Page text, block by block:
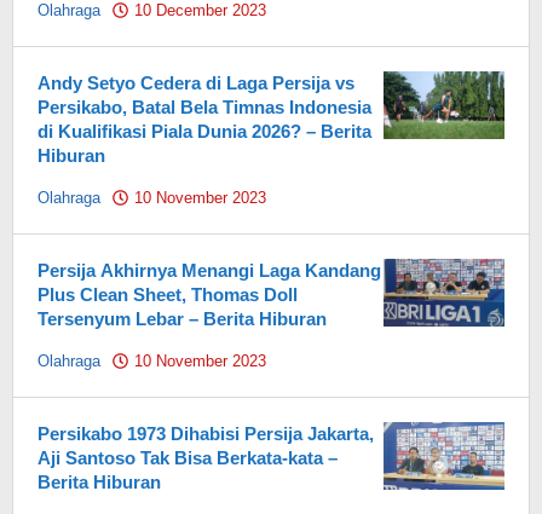
Olahraga 10 December 2023
Andy Setyo Cedera di Laga Persija vs
Persikabo, Batal Bela Timnas Indonesia
di Kualifikasi Piala Dunia 2026? – Berita
Hiburan
Olahraga 10 November 2023
Persija Akhirnya Menangi Laga Kandang
Plus Clean Sheet, Thomas Doll
Tersenyum Lebar – Berita Hiburan
Olahraga 10 November 2023
Persikabo 1973 Dihabisi Persija Jakarta,
Aji Santoso Tak Bisa Berkata-kata –
Berita Hiburan